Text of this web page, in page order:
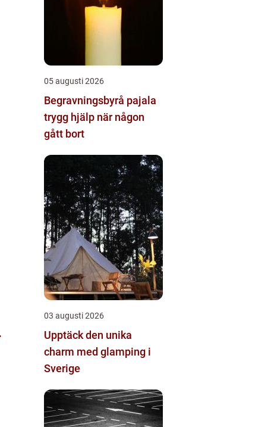
05 augusti 2026
Begravningsbyrå pajala
trygg hjälp när någon
gått bort
03 augusti 2026
Upptäck den unika
charm med glamping i
Sverige